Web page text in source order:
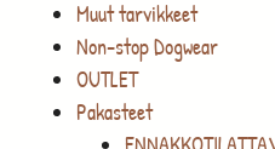
Muut tarvikkeet
Non-stop Dogwear
OUTLET
Pakasteet